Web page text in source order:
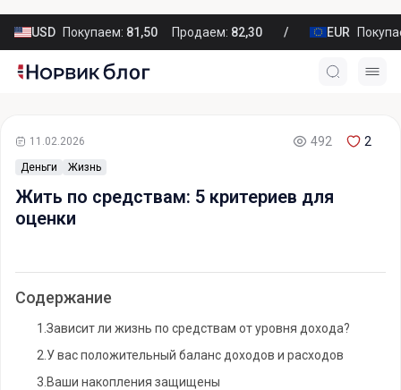
USD Покупаем: 81,50 Продаем: 82,30 EUR
Деньги Жизнь
11.02.2026 492 2
Жить по средствам: 5 критериев для
оценки
Содержание
1. Зависит ли жизнь по средствам от уровня дохода?
2. У вас положительный баланс доходов и расходов
3. Ваши накопления защищены